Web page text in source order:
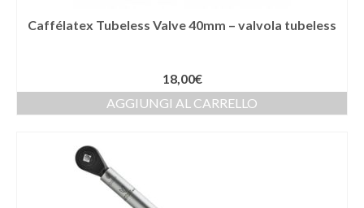
Caffélatex Tubeless Valve 40mm – valvola tubeless
18,00€
AGGIUNGI AL CARRELLO